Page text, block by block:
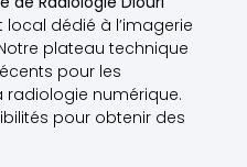
dédié à l’imagerie
plateau technique
pour les
numérique.
pour obtenir des